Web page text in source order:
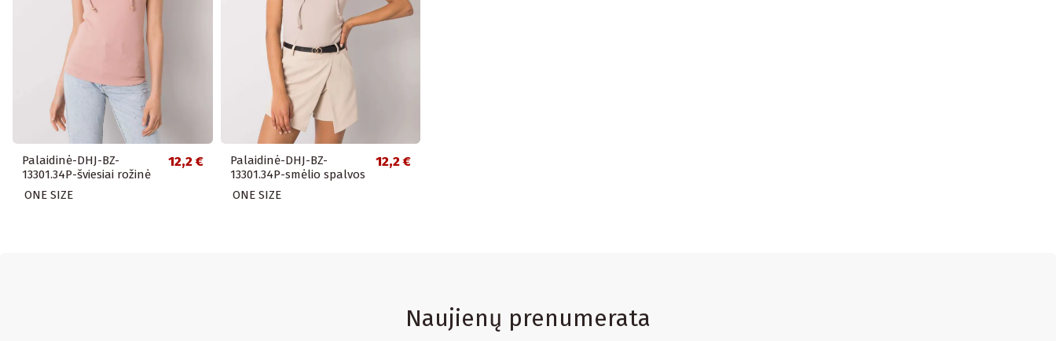
Palaidinė-DHJ-BZ-
13301.34P-šviesiai rožinė
12,2 €
ONE SIZE
Palaidinė-DHJ-BZ-
13301.34P-smėlio spalvos
12,2 €
ONE SIZE
Naujienų prenumerata